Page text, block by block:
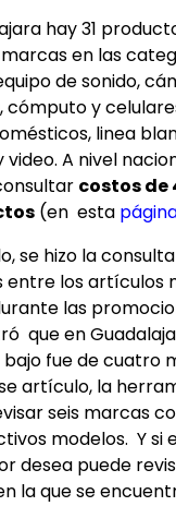
hay 31
en las
de sonido,
cómputo y
linea
video. A nivel
costos de
(en esta
se hizo la
entre los artículos
las
que en
fue de cuatro
artículo, la
seis marcas
modelos. Y si
desea puede
la que se